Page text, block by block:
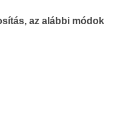
az alábbi módok